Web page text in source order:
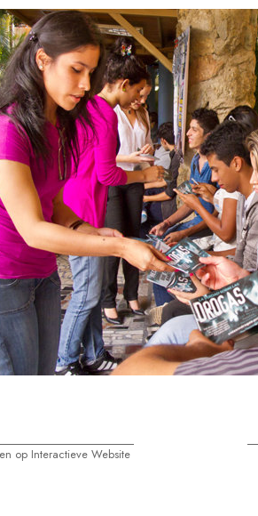
op Interactieve Website